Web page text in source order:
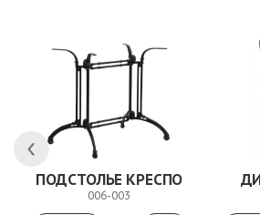
ПОДСТОЛЬЕ КРЕСПО
006-003